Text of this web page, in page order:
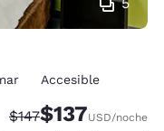
Accesible
Precio tachado:
$147Precio con
$137USD/noche